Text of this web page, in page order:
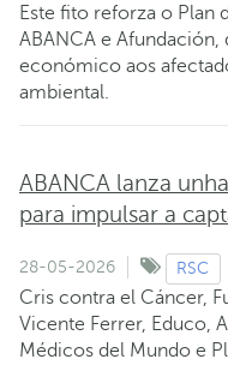
Este fito reforza o Plan
ABANCA e
económico aos
ambiental.
ABANCA lanza
para impulsar a
28-05-2026 RSC
Cris contra el Cáncer,
Vicente Ferrer, Educo,
Médicos del Mundo e